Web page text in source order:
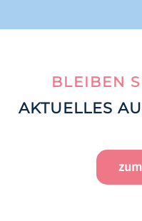
BLEIBEN
AKTUELLES